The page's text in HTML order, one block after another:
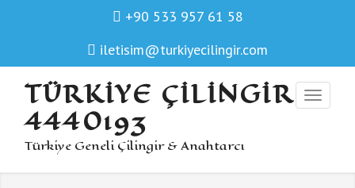
+90 533 957 61 58
iletisim@turkiyecilingir.com
TÜRKIYE ÇILINGIR
4440193
Türkiye Geneli Çilingir & Anahtarcı